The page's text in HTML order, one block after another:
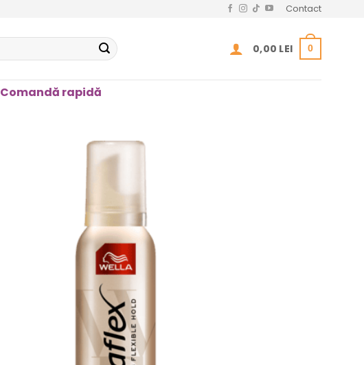
Contact
0,00 LEI 0
Comandă rapidă